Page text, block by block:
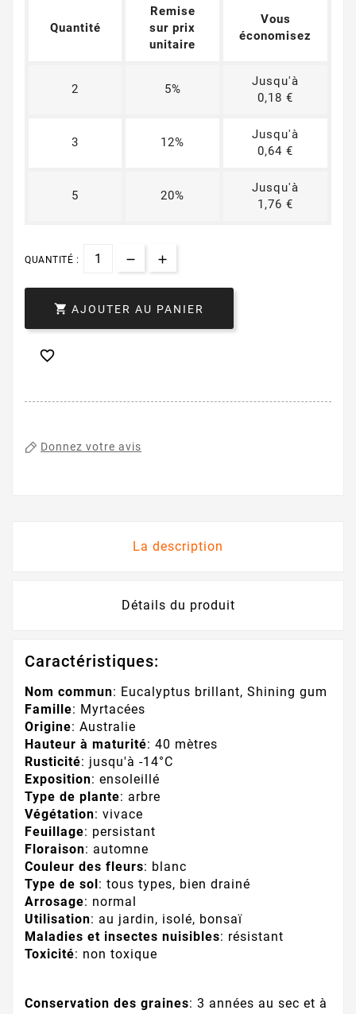
Quantité
Remise
sur prix
unitaire
Vous
économisez
2 5%
Jusqu'à
0,18 €
3 12%
Jusqu'à
0,64 €
5 20%
Jusqu'à
1,76 €
QUANTITÉ :
 AJOUTER AU PANIER

Donnez votre avis
La description
Détails du produit
Caractéristiques:
Nom commun: Eucalyptus brillant, Shining gum
Famille: Myrtacées
Origine: Australie
Hauteur à maturité: 40 mètres
Rusticité: jusqu'à -14°C
Exposition: ensoleillé
Type de plante: arbre
Végétation: vivace
Feuillage: persistant
Floraison: automne
Couleur des fleurs: blanc
Type de sol: tous types, bien drainé
Arrosage: normal
Utilisation: au jardin, isolé, bonsaï
Maladies et insectes nuisibles: résistant
Toxicité: non toxique
Conservation des graines: 3 années au sec et à